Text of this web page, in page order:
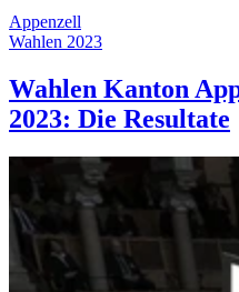
Appenzell
Wahlen 2023
Wahlen Kanton
2023: Die Resultate